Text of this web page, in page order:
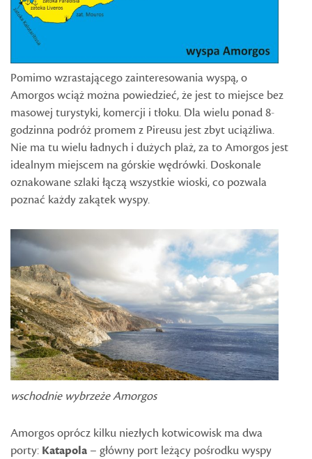
Pomimo wzrastającego zainteresowania wyspą, o
Amorgos wciąż można powiedzieć, że jest to miejsce bez
masowej turystyki, komercji i tłoku. Dla wielu ponad 8-
godzinna podróż promem z Pireusu jest zbyt uciążliwa.
Nie ma tu wielu ładnych i dużych plaż, za to Amorgos jest
idealnym miejscem na górskie wędrówki. Doskonale
oznakowane szlaki łączą wszystkie wioski, co pozwala
poznać każdy zakątek wyspy.
wschodnie wybrzeże Amorgos
Amorgos oprócz kilku niezłych kotwicowisk ma dwa
porty: Katapola – główny port leżący pośrodku wyspy